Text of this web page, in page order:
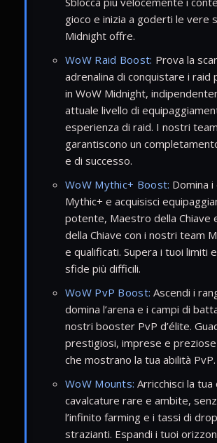
gioco e inizia a goderti le vere
Midnight offre.
WoW Raid Boost: Prova la
adrenalina di conquistare i raid
in WoW Midnight,
attuale livello di
esperienza di raid. I nostri
garantiscono un
e di successo.
WoW Mythic+ Boost: Domina
Mythic+ e acquisisci
potente, Maestro della Chiave
della Chiave con i nostri team
e qualificati. Supera i tuoi limiti
sfide più difficili.
WoW PvP Boost: Ascendi i
domina l’arena e i campi di
nostri booster PvP d’élite.
prestigiosi, imprese e
che mostrano la tua abilità PvP.
WoW Mounts: Arricchisci la tua
cavalcature rare e ambite,
l’infinito farming e i tassi di
strazianti. Espandi i tuoi